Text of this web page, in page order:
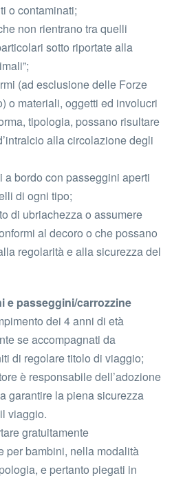
o contaminati;
non rientrano tra quelli
sotto riportate alla
(ad esclusione delle Forze
o materiali, oggetti ed involucri
tipologia, possano risultare
alla circolazione degli
a bordo con passeggini aperti
di ogni tipo;
di ubriachezza o assumere
al decoro o che possano
regolarità e alla sicurezza del
e passeggini/carrozzine
dei 4 anni di età
se accompagnati da
di regolare titolo di viaggio;
è responsabile dell’adozione
garantire la piena sicurezza
viaggio.
gratuitamente
per bambini, nella modalità
e pertanto piegati in